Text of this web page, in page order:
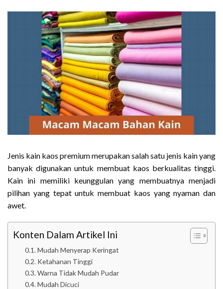
Jenis kain kaos premium merupakan salah satu jenis kain yang
banyak digunakan untuk membuat kaos berkualitas tinggi.
Kain ini memiliki keunggulan yang membuatnya menjadi
pilihan yang tepat untuk membuat kaos yang nyaman dan
awet.
Konten Dalam Artikel Ini
Mudah Menyerap Keringat
Ketahanan Tinggi
Warna Tidak Mudah Pudar
Mudah Dicuci